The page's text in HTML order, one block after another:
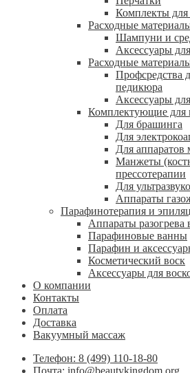
Комплекты для
Расходные
Шампуни и
Аксессуары
Расходные
Профсредства
педикюра
Аксессуары
Комплектующие для
Для брашинга
Для
Для аппаратов
Манжеты
прессотерапии
Для
Аппараты
Парафинотерапия и
Аппараты разогрева
Парафиновые ванны
Парафин и
Косметический воск
Аксессуары для
О компании
Контакты
Оплата
Доставка
Вакуумный массаж
Телефон: 8 (499) 110-18-80
Почта: info@beautykingdom.org